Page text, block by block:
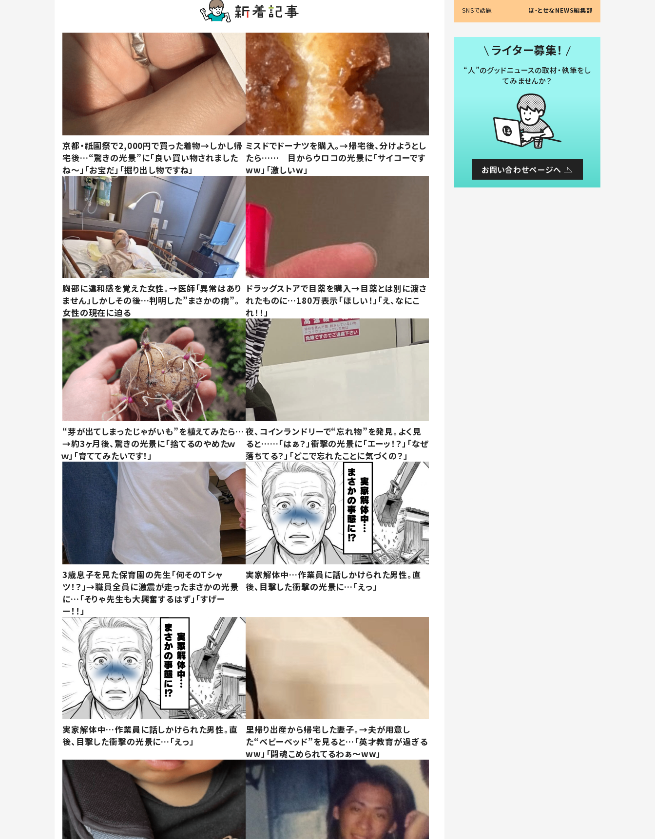
京都・祇園祭で2,000円で買った着物→しかし帰
宅後…“驚きの光景”に「良い買い物されました
ね～」「お宝だ」「掘り出し物ですね」
ミスドでドーナツを購入。→帰宅後、分けようとし
たら…… 目からウロコの光景に「サイコーです
ww」「激しいw」
胸部に違和感を覚えた女性。→医師「異常はあり
ません」しかしその後…判明した”まさかの病”。
女性の現在に迫る
ドラッグストアで目薬を購入→目薬とは別に渡さ
れたものに…180万表示「ほしい！」「え、なにこ
れ！！」
“芽が出てしまったじゃがいも”を植えてみたら…
→約3ヶ月後、驚きの光景に「捨てるのやめたｗ
ｗ」「育ててみたいです！」
夜、コインランドリーで“忘れ物”を発見。よく見
ると……「はぁ？」衝撃の光景に「エーッ！？」「なぜ
落ちてる？」「どこで忘れたことに気づくの？」
3歳息子を見た保育園の先生「何そのTシャ
ツ！？」→職員全員に激震が走ったまさかの光景
に…「そりゃ先生も大興奮するはず」「すげー
ー！！」
実家解体中…作業員に話しかけられた男性。直
後、目撃した衝撃の光景に…「えっ」
実家解体中…作業員に話しかけられた男性。直
後、目撃した衝撃の光景に…「えっ」
里帰り出産から帰宅した妻子。→夫が用意し
た“ベビーベッド”を見ると…「英才教育が過ぎる
ww」「闘魂こめられてるわぁ～ww」
る理由とは #令和の親 #令和の子
SNSで話題 ほ・とせなNEWS編集部
ライター募集！
“人”のグッドニュースの取材・執筆をし
てみませんか？
お問い合わせページへ